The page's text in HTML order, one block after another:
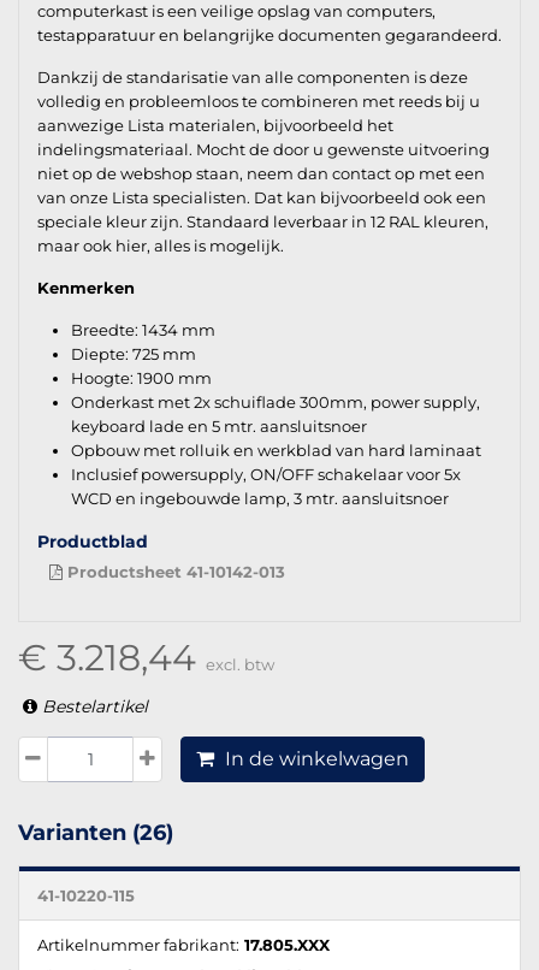
computerkast is een veilige opslag van computers,
testapparatuur en belangrijke documenten gegarandeerd.
Dankzij de standarisatie van alle componenten is deze
volledig en probleemloos te combineren met reeds bij u
aanwezige Lista materialen, bijvoorbeeld het
indelingsmateriaal. Mocht de door u gewenste uitvoering
niet op de webshop staan, neem dan contact op met een
van onze Lista specialisten. Dat kan bijvoorbeeld ook een
speciale kleur zijn. Standaard leverbaar in 12 RAL kleuren,
maar ook hier, alles is mogelijk.
Kenmerken
Breedte: 1434 mm
Diepte: 725 mm
Hoogte: 1900 mm
Onderkast met 2x schuiflade 300mm, power supply,
keyboard lade en 5 mtr. aansluitsnoer
Opbouw met rolluik en werkblad van hard laminaat
Inclusief powersupply, ON/OFF schakelaar voor 5x
WCD en ingebouwde lamp, 3 mtr. aansluitsnoer
Productblad
Productsheet 41-10142-013
€ 3.218,44 excl. btw
Bestelartikel
In de winkelwagen
Varianten (26)
41-10220-115
Artikelnummer fabrikant: 17.805.XXX